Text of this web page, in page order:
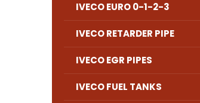
IVECO EURO 0-1-2-3
IVECO RETARDER PIPE
IVECO EGR PIPES
IVECO FUEL TANKS